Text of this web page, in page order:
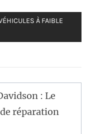
À FAIBLE
: Le
réparation